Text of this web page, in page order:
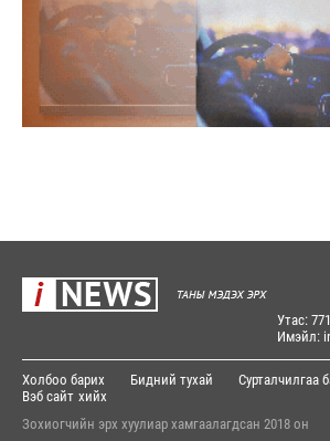
Утас:
Имэйл:
Холбоо барих Бидний тухай Сурталчилгаа
Вэб сайт хийх
Зохиогчийн эрх хуулиар хамгаалагдсан 2018 он